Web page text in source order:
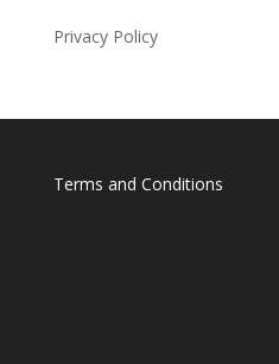
Privacy Policy
Terms and Conditions